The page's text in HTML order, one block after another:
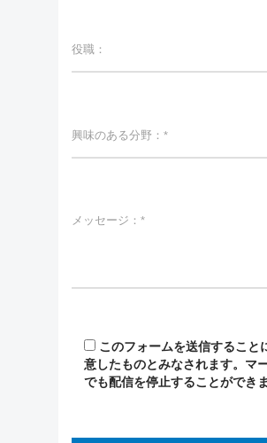
このフォームを送信すること
意したものとみなされます。マ
でも配信を停止することができま